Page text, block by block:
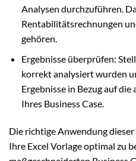
Analysen durchzuführen.
Rentabilitätsrechnungen
gehören.
Ergebnisse überprüfen:
korrekt analysiert wurden
Ergebnisse in Bezug auf
Ihres Business Case.
Die richtige Anwendung
Ihre Excel Vorlage optimal zu